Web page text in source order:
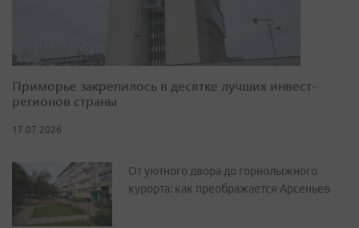
Приморье закрепилось в десятке лучших инвест-
регионов страны
17.07.2026
От уютного двора до горнолыжного
курорта: как преображается Арсеньев